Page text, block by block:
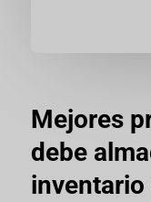
Mejores
debe
inventario